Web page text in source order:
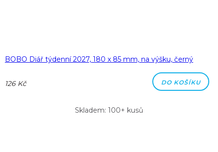
BOBO Diář týdenní 2027, 180 x 85 mm, na výšku, černý
126 Kč DO KOŠÍKU
Skladem: 100+ kusů